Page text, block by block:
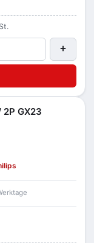
+
2P GX23